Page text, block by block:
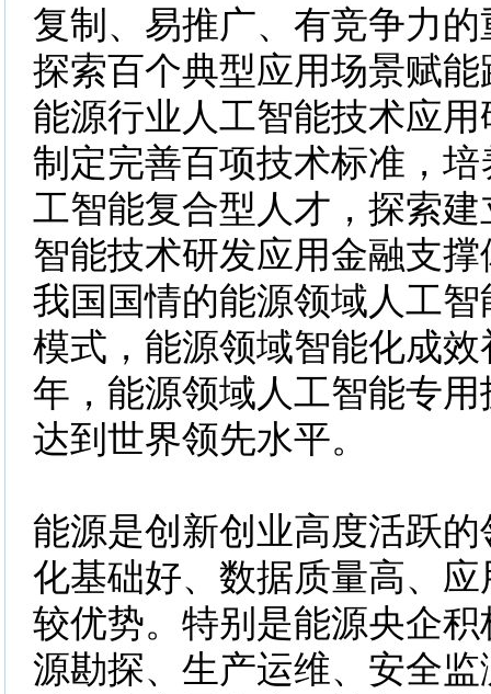
复制、易推广、有竞争力
探索百个典型应用场景赋
能源行业人工智能技术应
制定完善百项技术标准，
工智能复合型人才，探索
智能技术研发应用金融支
我国国情的能源领域人工
模式，能源领域智能化成效
年，能源领域人工智能专
达到世界领先水平。
能源是创新创业高度活跃
化基础好、数据质量高、
较优势。特别是能源央企
源勘探、生产运维、安全